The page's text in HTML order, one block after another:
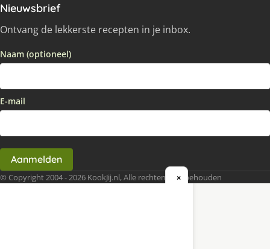
Nieuwsbrief
Ontvang de lekkerste recepten in je inbox.
Naam (optioneel)
E-mail
Aanmelden
© Copyright 2004 - 2026 KookJij.nl, Alle rechten voorbehouden
×